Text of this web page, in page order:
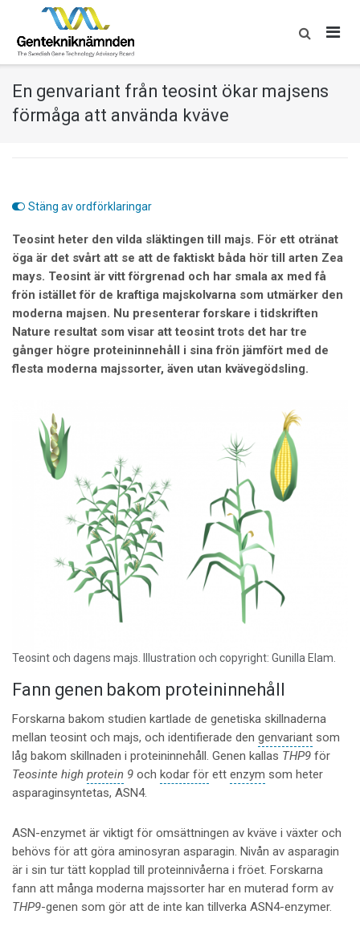
content
En genvariant från teosint ökar majsens
förmåga att använda kväve
Stäng av ordförklaringar
Teosint heter den vilda släktingen till majs. För ett otränat
öga är det svårt att se att de faktiskt båda hör till arten Zea
mays. Teosint är vitt förgrenad och har smala ax med få
frön istället för de kraftiga majskolvarna som utmärker den
moderna majsen. Nu presenterar forskare i tidskriften
Nature resultat som visar att teosint trots det har tre
gånger högre proteininnehåll i sina frön jämfört med de
flesta moderna majssorter, även utan kvävegödsling.
Teosint och dagens majs. Illustration och copyright: Gunilla Elam.
Fann genen bakom proteininnehåll
Forskarna bakom studien kartlade de genetiska skillnaderna
mellan teosint och majs, och identifierade den genvariantsom
låg bakom skillnaden i proteininnehåll. Genen kallas THP9för
Teosinte high protein 9 och kodar förett enzym som heter
asparaginsyntetas, ASN4.
ASN-enzymet är viktigt för omsättningen av kväve i växter och
behövs för att göra aminosyran asparagin. Nivån av asparagin
är i sin tur tätt kopplad till proteinnivåerna i fröet. Forskarna
fann att många moderna majssorter har en muterad form av
THP9-genen som gör att de inte kan tillverka ASN4-enzymer.